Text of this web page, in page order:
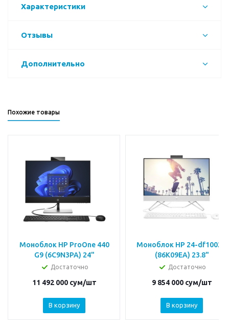
Характеристики
Отзывы
Дополнительно
Похожие товары
Моноблок HP ProOne 440
G9 (6C9N3PA) 24"
Достаточно
11 492 000сум/шт
В корзину
Моноблок HP 24-df1002ci
(86K09EA) 23.8"
Достаточно
9 854 000сум/шт
В корзину